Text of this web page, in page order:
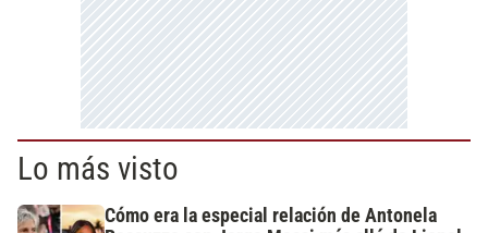
Lo más visto
Cómo era la especial relación de Antonela